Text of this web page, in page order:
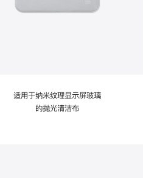
适用于纳米纹理显示屏玻璃
的抛光清洁布